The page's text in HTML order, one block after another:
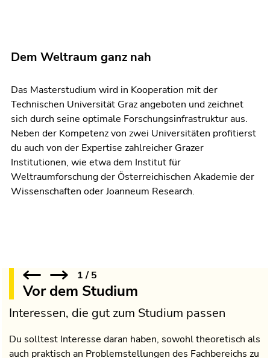
Dem Weltraum ganz nah
Das Masterstudium wird in Kooperation mit der
Technischen Universität Graz angeboten und zeichnet
sich durch seine optimale Forschungsinfrastruktur aus.
Neben der Kompetenz von zwei Universitäten profitierst
du auch von der Expertise zahlreicher Grazer
Institutionen, wie etwa dem Institut für
Weltraumforschung der Österreichischen Akademie der
Wissenschaften oder Joanneum Research.
1/5
Vor dem Studium
Interessen, die gut zum Studium passen
Du solltest Interesse daran haben, sowohl theoretisch als
auch praktisch an Problemstellungen des Fachbereichs zu